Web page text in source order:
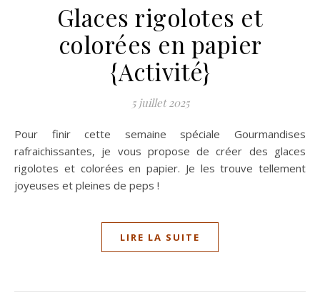
Glaces rigolotes et
colorées en papier
{Activité}
5 juillet 2025
Pour finir cette semaine spéciale Gourmandises
rafraichissantes, je vous propose de créer des glaces
rigolotes et colorées en papier. Je les trouve tellement
joyeuses et pleines de peps !
LIRE LA SUITE